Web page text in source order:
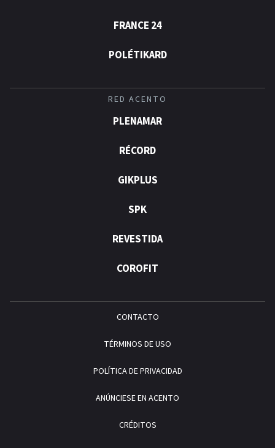
FRANCE 24
POLÉTIKARD
RED ACENTO
PLENAMAR
RÉCORD
GIKPLUS
SPK
REVESTIDA
COROFIT
CONTACTO
TÉRMINOS DE USO
POLÍTICA DE PRIVACIDAD
ANÚNCIESE EN ACENTO
CRÉDITOS